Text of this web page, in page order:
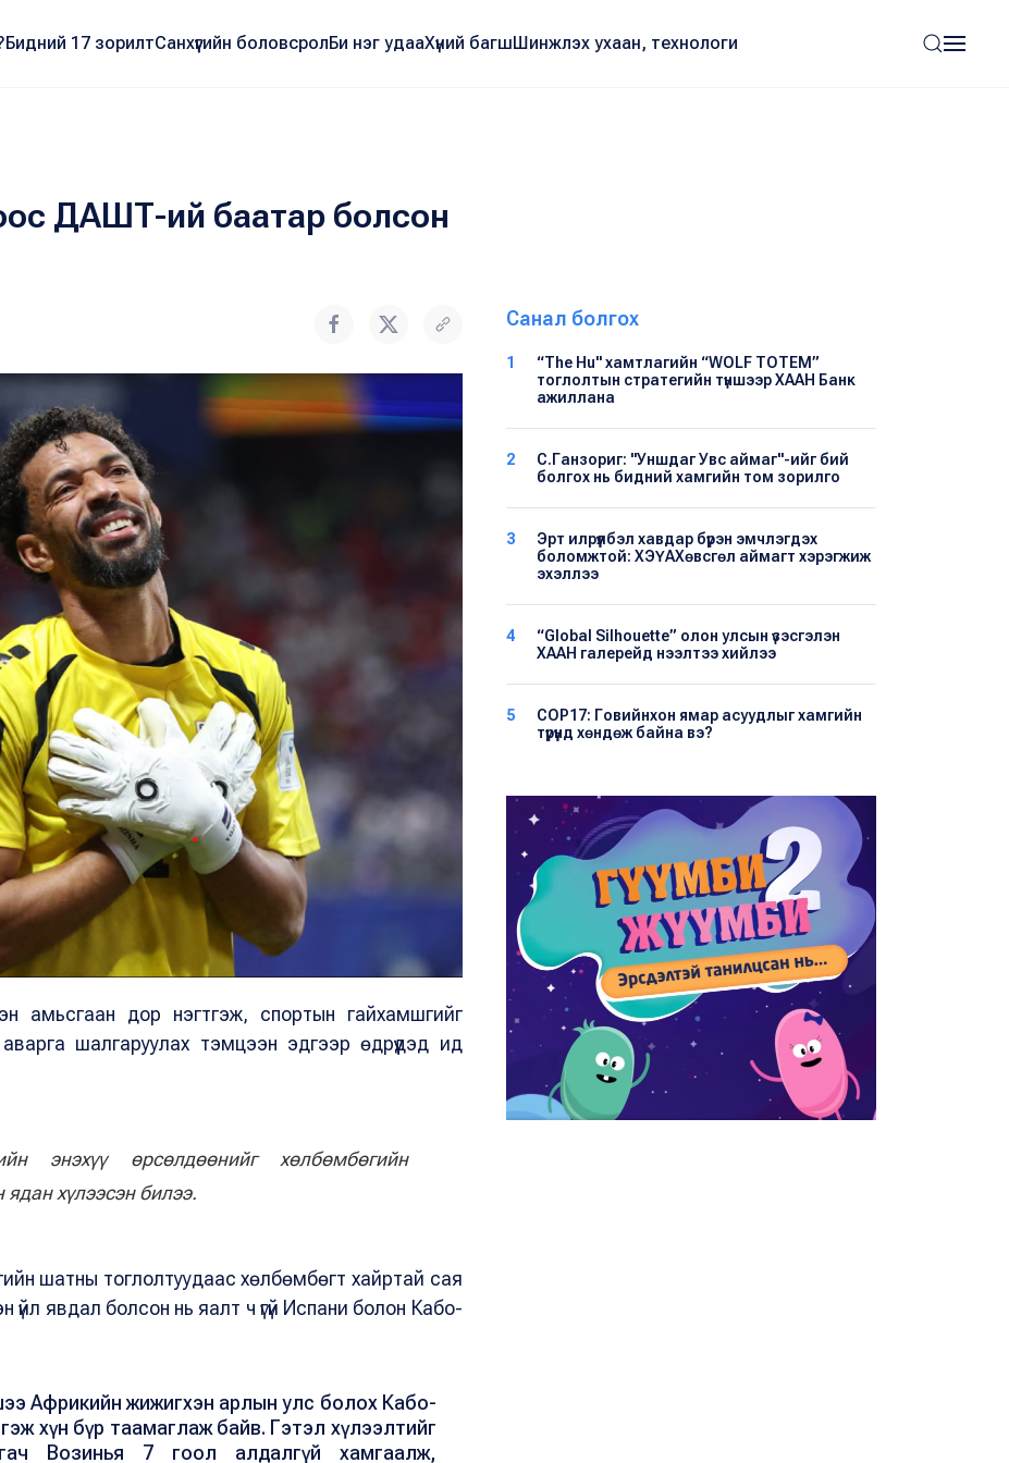
Бидний 17 зорилтСанхүүгийн боловсролБи нэг удааХүний багшШинжлэх ухаан, технологи
ДАШТ-ий баатар болсон
амьсгаан дор нэгтгэж, спортын гайхамшгийг
шалгаруулах тэмцээн эдгээр өдрүүдэд ид
энэхүү өрсөлдөөнийг хөлбөмбөгийн
хүлээсэн билээ.
шатны тоглолтуудаас хөлбөмбөгт хайртай сая
үйл явдал болсон нь яалт ч үгүй Испани болон Кабо-
Африкийн жижигхэн арлын улс болох Кабо-
гэж хүн бүр таамаглаж байв. Гэтэл хүлээлтийг
Возинья 7 гоол алдалгүй хамгаалж,
Санал болгох
1
“The Hu" хамтлагийн “WOLF TOTEM”
тоглолтын стратегийн түншээр ХААН Банк
ажиллана
2
С.Ганзориг: "Уншдаг Увс аймаг"-ийг бий
болгох нь бидний хамгийн том зорилго
3
Эрт илрүүлбэл хавдар бүрэн эмчлэгдэх
боломжтой: ХЭҮА​Хөвсгөл аймагт хэрэгжиж
эхэллээ
4
“Global Silhouette” олон улсын үзэсгэлэн
ХААН галерейд нээлтээ хийлээ
5
COP17: Говийнхон ямар асуудлыг хамгийн
түрүүнд хөндөж байна вэ?